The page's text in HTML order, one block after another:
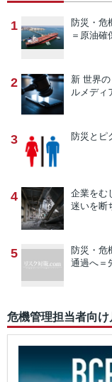
1 防災・危
＝原油確
2 新 世界
ルメディ
3 防災とピ
4 企業をむ
迷いを断
5 防災・危
通過へ＝
危機管理担当者向